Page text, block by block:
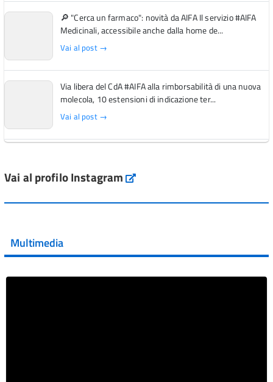
🔎 "Cerca un farmaco": novità da AIFA Il servizio #AIFA
Medicinali, accessibile anche dalla home de...
Vai al post →
Via libera del CdA #AIFA alla rimborsabilità di una nuova
molecola, 10 estensioni di indicazione ter...
Vai al post →
Vai al post →
Vai al post →
Vai al profilo Instagram Instagram
Multimedia